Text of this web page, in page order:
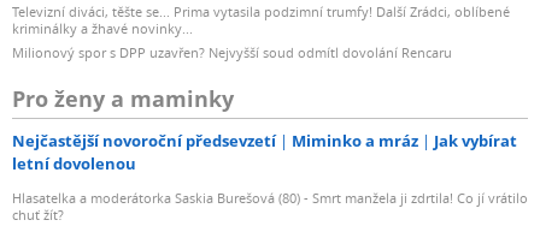
Televizní diváci, těšte se... Prima vytasila podzimní trumfy! Další Zrádci, oblíbené
kriminálky a žhavé novinky...
Milionový spor s DPP uzavřen? Nejvyšší soud odmítl dovolání Rencaru
Pro ženy a maminky
Nejčastější novoroční předsevzetí Miminko a mráz
Jak vybírat
letní dovolenou
Hlasatelka a moderátorka Saskia Burešová (80) - Smrt manžela ji zdrtila! Co jí vrátilo
chuť žít?